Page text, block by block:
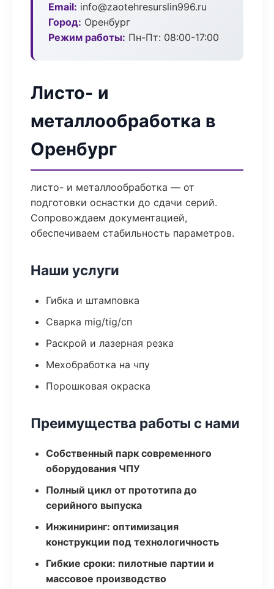
Email: info@zaotehresurslin996.ru
Город: Оренбург
Режим работы: Пн-Пт: 08:00-17:00
Листо- и
металлообработка в
Оренбург
листо- и металлообработка — от
подготовки оснастки до сдачи серий.
Сопровождаем документацией,
обеспечиваем стабильность параметров.
Наши услуги
Гибка и штамповка
Сварка mig/tig/сп
Раскрой и лазерная резка
Мехобработка на чпу
Порошковая окраска
Преимущества работы с нами
Собственный парк современного
оборудования ЧПУ
Полный цикл от прототипа до
серийного выпуска
Инжиниринг: оптимизация
конструкции под технологичность
Гибкие сроки: пилотные партии и
массовое производство